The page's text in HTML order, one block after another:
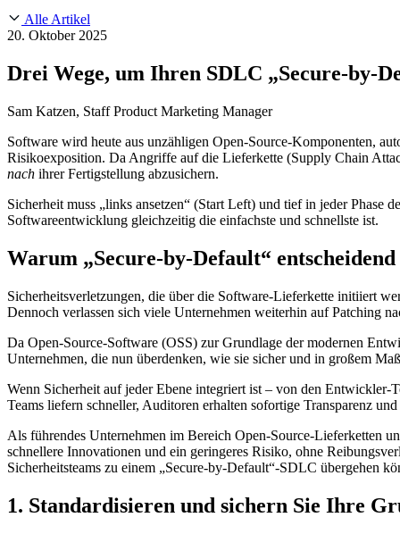
CVE Remediation
Industry
Technology
FEATUREDSicher mit KI entwickelnEntdecken Sie KI-Sicherheit
Slack Community
Documentation
Trust Center
FEATURED EVENT2026 Gartner® Magic Quadrant™ for
Blog
Open Source Leadership
Careers
Alle Artikel
20. Oktober 2025
Drei Wege, um Ihren SDLC „Secure-by-
Sam Katzen, Staff Product Marketing Manager
Software wird heute aus unzähligen Open-Source-Komponenten,
Risikoexposition. Da Angriffe auf die Lieferkette (Supply Chain
nach ihrer Fertigstellung abzusichern.
Sicherheit muss „links ansetzen“ (Start Left) und tief in jeder
Softwareentwicklung gleichzeitig die einfachste und schnellste ist.
Warum „Secure-by-Default“
Sicherheitsverletzungen, die über die Software-Lieferkette initiiert
Dennoch verlassen sich viele Unternehmen weiterhin auf Patching
Da Open-Source-Software (OSS) zur Grundlage der modernen
Unternehmen, die nun überdenken, wie sie sicher und in großem
Wenn Sicherheit auf jeder Ebene integriert ist – von den
Teams liefern schneller, Auditoren erhalten sofortige Transparenz
Als führendes Unternehmen im Bereich Open-Source-Lieferketten
schnellere Innovationen und ein geringeres Risiko, ohne
Sicherheitsteams zu einem „Secure-by-Default“-SDLC übergehen
1. Standardisieren und sichern Sie Ihre